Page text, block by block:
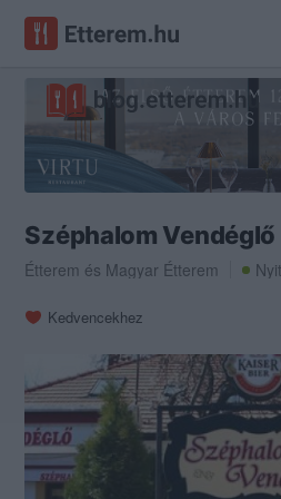
Széphalom Vendéglő
Étterem és Magyar Étterem
Kedvencekhez